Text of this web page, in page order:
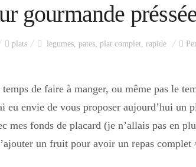
gourmande
plats legumes, pates, plat complet, rapide
de faire à manger, ou même pas le
eu envie de vous proposer aujourd’hui un
mes fonds de placard (je n’allais pas en
un fruit pour avoir un repas complet